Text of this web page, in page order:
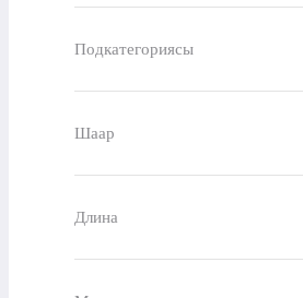
Подкатегориясы
Шаар
Длина